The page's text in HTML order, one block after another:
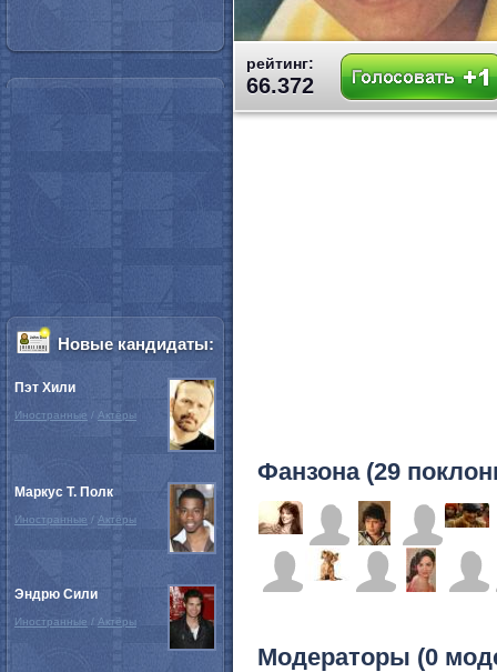
рейтинг:
66.372
Фанзона (29
Модераторы (0
Новые кандидаты:
Пэт Хили
Иностранные / Актёры
Маркус Т. Полк
Иностранные / Актёры
Эндрю Сили
Иностранные / Актёры